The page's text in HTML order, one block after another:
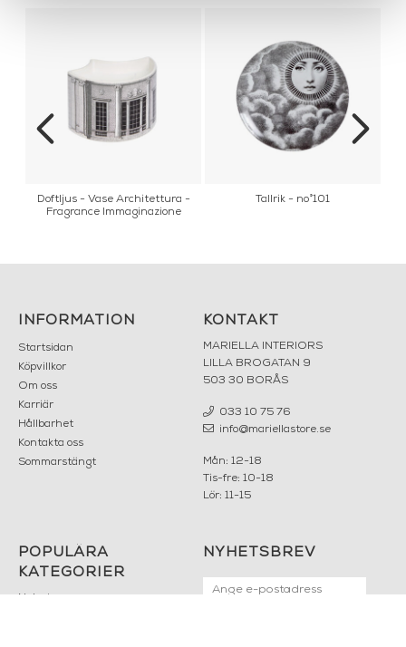
Doftljus - Vase Architettura -
Fragrance Immaginazione
Tallrik - no°101
INFORMATION
Startsidan
Köpvillkor
Om oss
Karriär
Hållbarhet
Kontakta oss
Sommarstängt
KONTAKT
MARIELLA INTERIORS
LILLA BROGATAN 9
503 30 BORÅS
033 10 75 76
info@mariellastore.se
Mån: 12-18
Tis-fre: 10-18
Lör: 11-15
POPULÄRA
KATEGORIER
Nyheter
NYHETSBREV